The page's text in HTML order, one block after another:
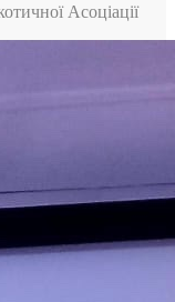
Асоціації